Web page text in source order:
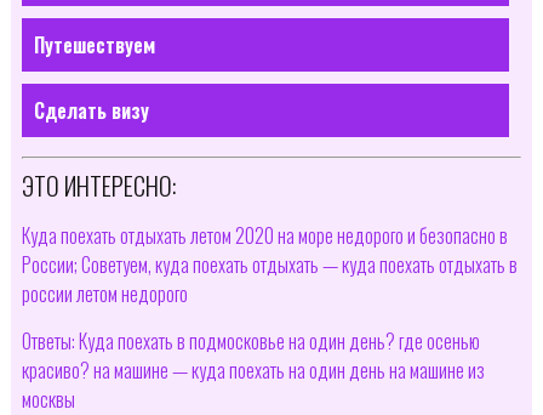
Путешествуем
Сделать визу
ЭТО ИНТЕРЕСНО:
Куда поехать отдыхать летом 2020 на море недорого и безопасно в
России; Советуем, куда поехать отдыхать — куда поехать отдыхать в
россии летом недорого
Ответы: Куда поехать в подмосковье на один день? где осенью
красиво? на машине — куда поехать на один день на машине из
москвы